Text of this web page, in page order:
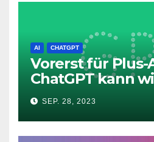
AI CHATGPT
Vorerst für
ChatGPT kann
das Internet
SEP. 28, 2023